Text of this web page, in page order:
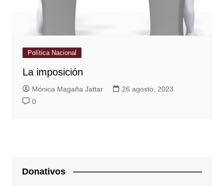
Política Nacional
La imposición
Mónica Magaña Jattar
26 agosto, 2023
0
Donativos